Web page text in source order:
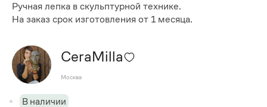
Ручная лепка в скульптурной технике.
На заказ срок изготовления от 1 месяца.
CeraMilla
Москва
В наличии